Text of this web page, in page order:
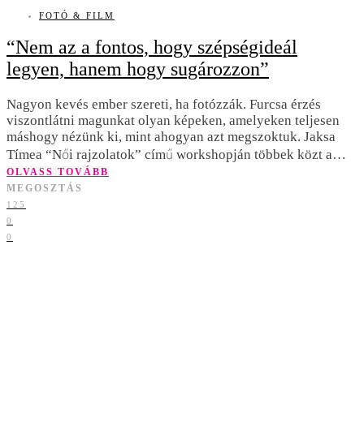
FOTÓ & FILM
“Nem az a fontos, hogy szépségideál
legyen, hanem hogy sugározzon”
Nagyon kevés ember szereti, ha fotózzák. Furcsa érzés
viszontlátni magunkat olyan képeken, amelyeken teljesen
máshogy nézünk ki, mint ahogyan azt megszoktuk. Jaksa
Tímea “Női rajzolatok” című workshopján többek közt a…
OLVASS TOVÁBB
MEGOSZTÁS
125
0
0